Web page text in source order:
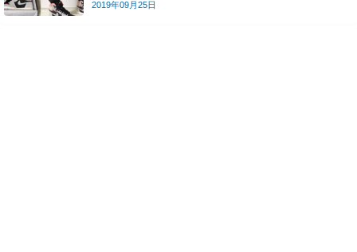
2019年09月25日